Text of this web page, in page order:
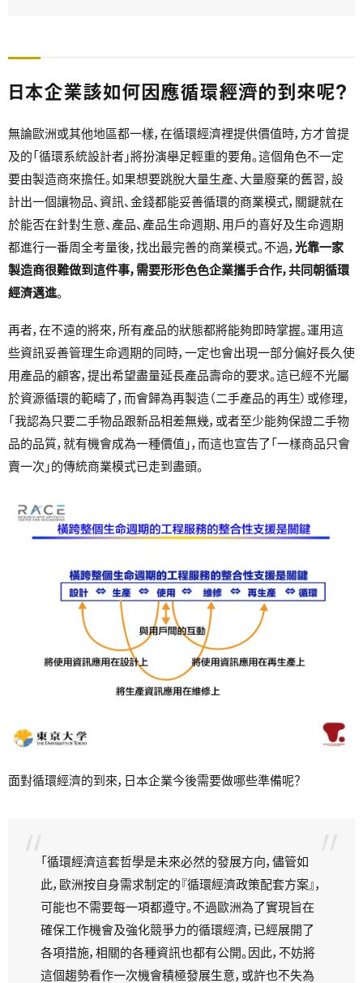
日本企業該如何因應循環經濟的到來呢？
無論歐洲或其他地區都一樣，在循環經濟裡提供價值時，方才曾提
及的「循環系統設計者」將扮演舉足輕重的要角。這個角色不一定
要由製造商來擔任。如果想要跳脫大量生產、大量廢棄的舊習，設
計出一個讓物品、資訊、金錢都能妥善循環的商業模式，關鍵就在
於能否在針對生意、產品、產品生命週期、用戶的喜好及生命週期
都進行一番周全考量後，找出最完善的商業模式。不過， 光靠一家
製造商很難做到這件事，需要形形色色企業攜手合作，共同朝循環
經濟邁進。
再者，在不遠的將來，所有產品的狀態都將能夠即時掌握。運用這
些資訊妥善管理生命週期的同時，一定也會出現一部分偏好長久使
用產品的顧客，提出希望盡量延長產品壽命的要求。這已經不光屬
於資源循環的範疇了，而會歸為再製造（二手產品的再生）或修理，
「我認為只要二手物品跟新品相差無幾，或者至少能夠保證二手物
品的品質，就有機會成為一種價值」，而這也宣告了「一樣商品只會
賣一次」的傳統商業模式已走到盡頭。
面對循環經濟的到來，日本企業今後需要做哪些準備呢？
「循環經濟這套哲學是未來必然的發展方向，儘管如
此，歐洲按自身需求制定的『循環經濟政策配套方案』，
可能也不需要每一項都遵守。不過歐洲為了實現旨在
確保工作機會及強化競爭力的循環經濟，已經展開了
各項措施，相關的各種資訊也都有公開。因此，不妨將
這個趨勢看作一次機會積極發展生意，或許也不失為